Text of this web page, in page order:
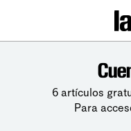
6 artículos
Para